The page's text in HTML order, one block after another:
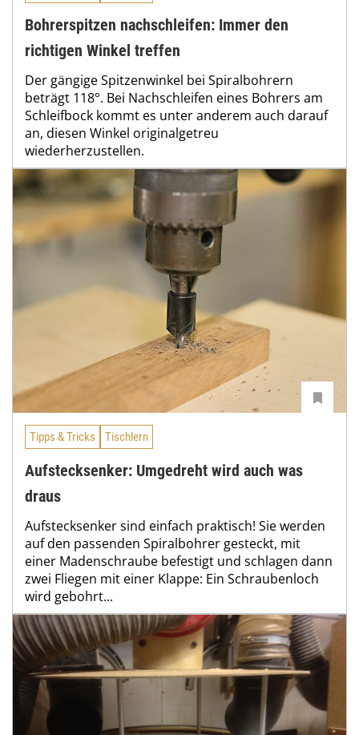
Bohrerspitzen nachschleifen: Immer den
richtigen Winkel treffen
Der gängige Spitzenwinkel bei Spiralbohrern
beträgt 118°. Bei Nachschleifen eines Bohrers am
Schleifbock kommt es unter anderem auch darauf
an, diesen Winkel originalgetreu
wiederherzustellen.
Tipps & Tricks Tischlern
Aufstecksenker: Umgedreht wird auch was
draus
Aufstecksenker sind einfach praktisch! Sie werden
auf den passenden Spiralbohrer gesteckt, mit
einer Madenschraube befestigt und schlagen dann
zwei Fliegen mit einer Klappe: Ein Schraubenloch
wird gebohrt...